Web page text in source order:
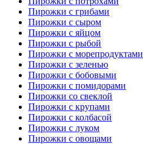
Пирожки с грибами
Пирожки с сыром
Пирожки с яйцом
Пирожки с рыбой
Пирожки с морепродуктами
Пирожки с зеленью
Пирожки с бобовыми
Пирожки с помидорами
Пирожки со свеклой
Пирожки с крупами
Пирожки с колбасой
Пирожки с луком
Пирожки с овощами